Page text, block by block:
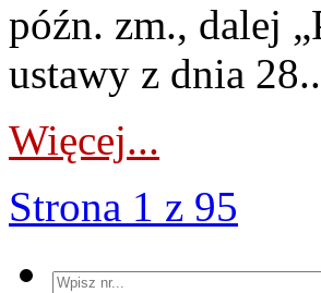
późn. zm., dalej
ustawy z dnia
Więcej...
Strona 1 z 95